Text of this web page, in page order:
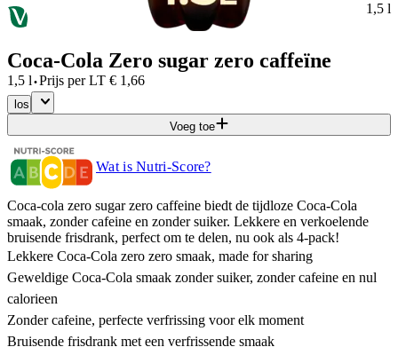
1,5 l
Coca-Cola Zero sugar zero caffeïne
1,5 l·Prijs per LT € 1,66
los
Voeg toe
Wat is Nutri-Score?
Coca-cola zero sugar zero caffeine biedt de tijdloze Coca-Cola
smaak, zonder cafeine en zonder suiker. Lekkere en verkoelende
bruisende frisdrank, perfect om te delen, nu ook als 4-pack!
Lekkere Coca-Cola zero zero smaak, made for sharing
Geweldige Coca-Cola smaak zonder suiker, zonder cafeine en nul
calorieen
Zonder cafeine, perfecte verfrissing voor elk moment
Bruisende frisdrank met een verfrissende smaak